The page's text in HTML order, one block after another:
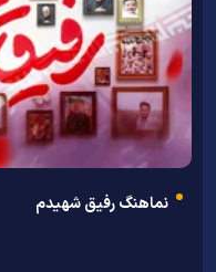
نماهنگ رفیق شهیدم